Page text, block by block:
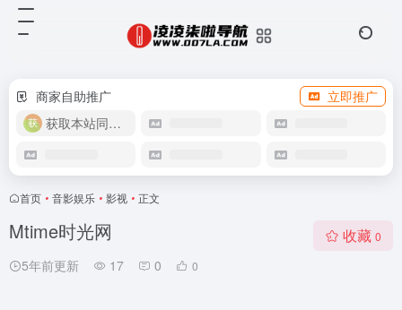
商家自助推广
立即推广
获取本站同款主题
首页 • 音影娱乐 • 影视 • 正文
Mtime时光网
5年前更新 17 0 0
收藏 0